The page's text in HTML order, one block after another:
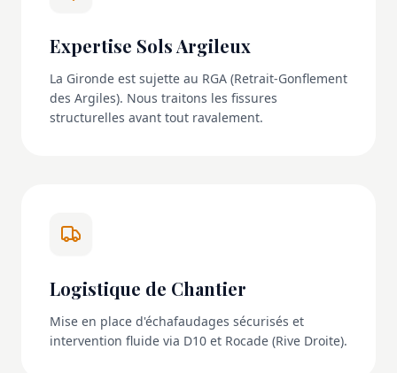
Expertise Sols Argileux
La Gironde est sujette au RGA (Retrait-Gonflement
des Argiles). Nous traitons les fissures
structurelles avant tout ravalement.
Logistique de Chantier
Mise en place d'échafaudages sécurisés et
intervention fluide via D10 et Rocade (Rive Droite).